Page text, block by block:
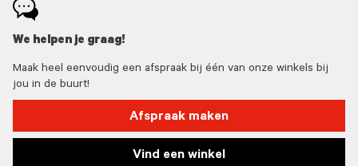
We helpen je graag!
Maak heel eenvoudig een afspraak bij één van onze winkels bij
jou in de buurt!
Afspraak maken
Vind een winkel